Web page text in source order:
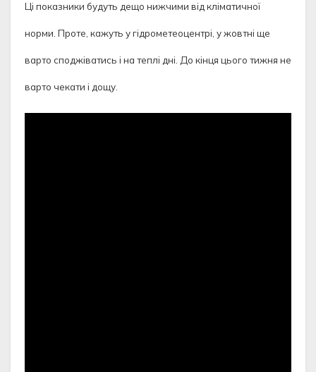
Ці показники будуть дещо нижчими від кліматичної
норми. Проте, кажуть у гідрометеоцентрі, у жовтні ще
варто споджіватись і на теплі дні. До кінця цього тижня не
варто чекати і дощу.